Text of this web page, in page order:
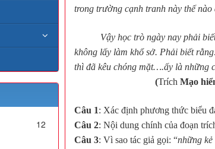
trong trường cạnh tranh này thế
Vậy học trò ngày nay phải biết
không lấy làm khổ sở. Phải biết
thì đã kêu chóng mặt….ấy là những
(Trích Mạo
Câu 1: Xác định phương thức biểu
Câu 2: Nội dung chính của đoạn
Câu 3: Vì sao tác giả gọi: “những
12